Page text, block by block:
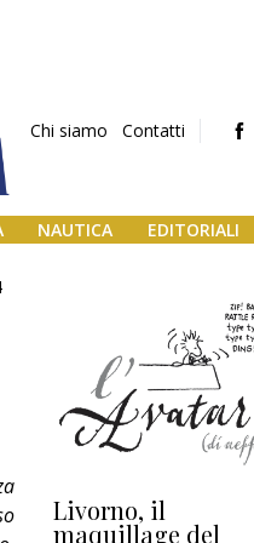
Chi siamo Contatti
NAUTICA EDITORIALI
Livorno, il
maquillage del